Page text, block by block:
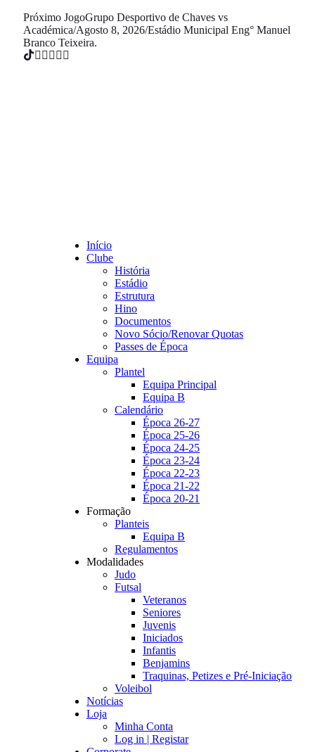
Próximo JogoGrupo Desportivo de Chaves vs
Académica/Agosto 8, 2026/Estádio Municipal Eng° Manuel
Branco Teixeira.
Início
Clube
História
Estádio
Estrutura
Hino
Documentos
Novo Sócio/Renovar Quotas
Passes de Época
Equipa
Plantel
Equipa Principal
Equipa B
Calendário
Época 26-27
Época 25-26
Época 24-25
Época 23-24
Época 22-23
Época 21-22
Época 20-21
Formação
Planteis
Equipa B
Regulamentos
Modalidades
Judo
Futsal
Veteranos
Seniores
Juvenis
Iniciados
Infantis
Benjamins
Traquinas, Petizes e Pré-Iniciação
Voleibol
Notícias
Loja
Minha Conta
Log in | Registar